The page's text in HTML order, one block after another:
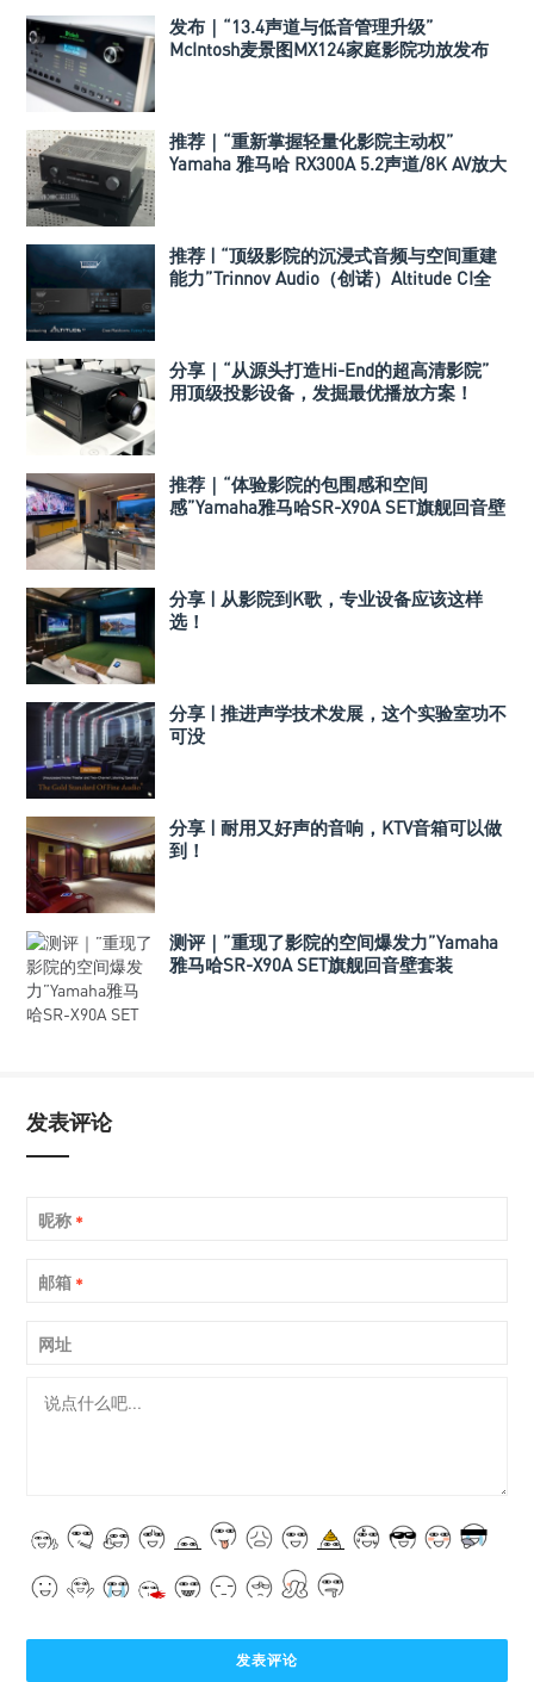
发布｜“13.4声道与低音管理升级”
McIntosh麦景图MX124家庭影院功放发布
推荐｜“重新掌握轻量化影院主动权”
Yamaha 雅马哈 RX300A 5.2声道/8K AV放大
推荐 | “顶级影院的沉浸式音频与空间重建
能力”Trinnov Audio（创诺）Altitude CI全
分享｜“从源头打造Hi-End的超高清影院”
用顶级投影设备，发掘最优播放方案！
推荐｜“体验影院的包围感和空间
感”Yamaha雅马哈SR-X90A SET旗舰回音壁
分享 | 从影院到K歌，专业设备应该这样
选！
分享 | 推进声学技术发展，这个实验室功不
可没
分享 | 耐用又好声的音响，KTV音箱可以做
到！
测评｜”重现了影院的空间爆发力”Yamaha
雅马哈SR-X90A SET旗舰回音壁套装
发表评论
昵称 *
邮箱 *
网址